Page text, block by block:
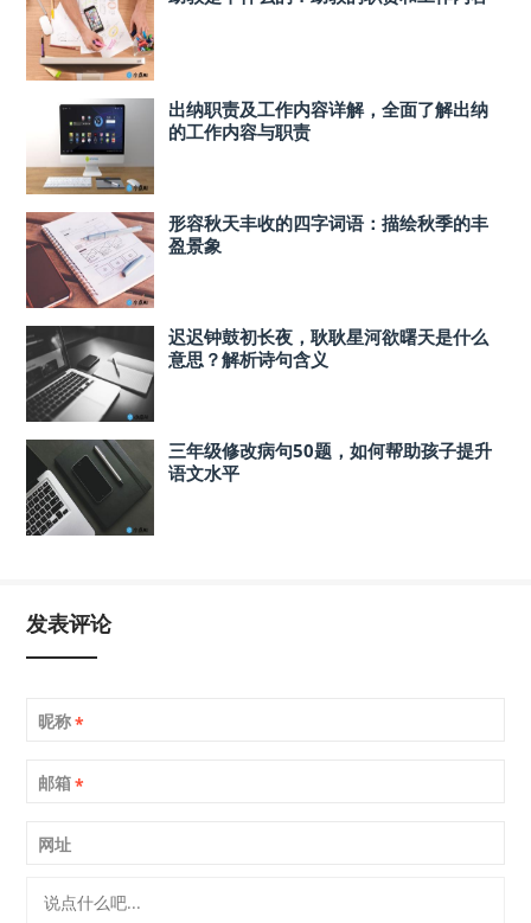
出纳职责及工作内容详解，全面了解出纳
的工作内容与职责
形容秋天丰收的四字词语：描绘秋季的丰
盈景象
迟迟钟鼓初长夜，耿耿星河欲曙天是什么
意思？解析诗句含义
三年级修改病句50题，如何帮助孩子提升
语文水平
发表评论
昵称*
邮箱*
网址